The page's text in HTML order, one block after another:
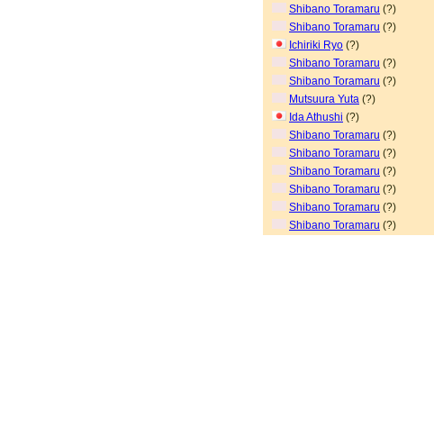
Shibano Toramaru (?)
Shibano Toramaru (?)
Ichiriki Ryo (?)
Shibano Toramaru (?)
Shibano Toramaru (?)
Mutsuura Yuta (?)
Ida Athushi (?)
Shibano Toramaru (?)
Shibano Toramaru (?)
Shibano Toramaru (?)
Shibano Toramaru (?)
Shibano Toramaru (?)
Shibano Toramaru (?)